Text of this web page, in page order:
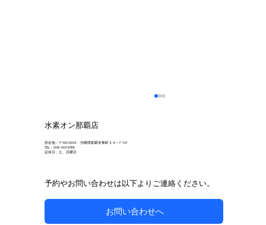
水素オン那覇店
所在地：〒900-0034 沖縄県那覇市東町２４−７ 101
TEL：098-963-5955
定休日：土、日曜日
予約やお問い合わせは以下よりご連絡ください。
お問い合わせへ